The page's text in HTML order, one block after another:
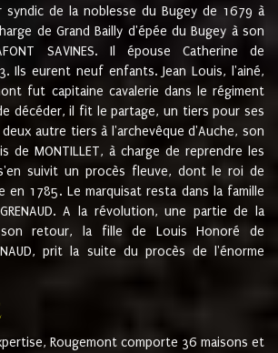
syndic de la noblesse du Bugey de 1679 à
de Grand Bailly d'épée du Bugey à son
SAVINES. Il épouse Catherine de
Ils eurent neuf enfants. Jean Louis, l'ainé,
fut capitaine cavalerie dans le régiment
décéder, il fit le partage, un tiers pour ses
autre tiers à l'archevêque d'Auche, son
de MONTILLET, à charge de reprendre les
suivit un procès fleuve, dont le roi de
en 1785. Le marquisat resta dans la famille
A la révolution, une partie de la
son retour, la fille de Louis Honoré de
prit la suite du procès de l'énorme
Rougemont comporte 36 maisons et